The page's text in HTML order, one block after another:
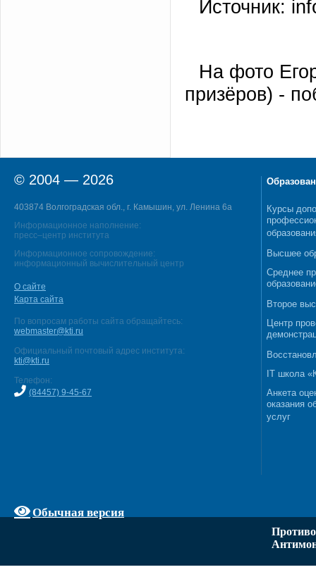
Источник:
На фото
призёров) -
© 2004 — 2026
403874 Волгоградская обл., г. Камышин, ул. Ленина 6а
Информационное наполнение:
пресс–центр института
Информационное сопровождение:
информационный вычислительный центр
О сайте
Карта сайта
По вопросам работы сайта обращайтесь:
webmaster@kti.ru
Официальный почтовый адрес института:
kti@kti.ru
Телефон:
(84457) 9-45-67
Обычная версия
Курсы
Высшее
Среднее
Второе
Центр
IT школа
Анкета
оказания
услуг